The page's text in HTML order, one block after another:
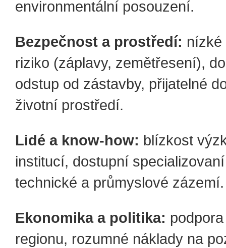
environmentální posouzení.
Bezpečnost a prostředí:
riziko (záplavy, zemětřesení),
odstup od zástavby, přijatelné
životní prostředí.
Lidé a know-how: blízkost
institucí, dostupní
technické a průmyslové zázemí.
Ekonomika a politika:
regionu, rozumné náklady na